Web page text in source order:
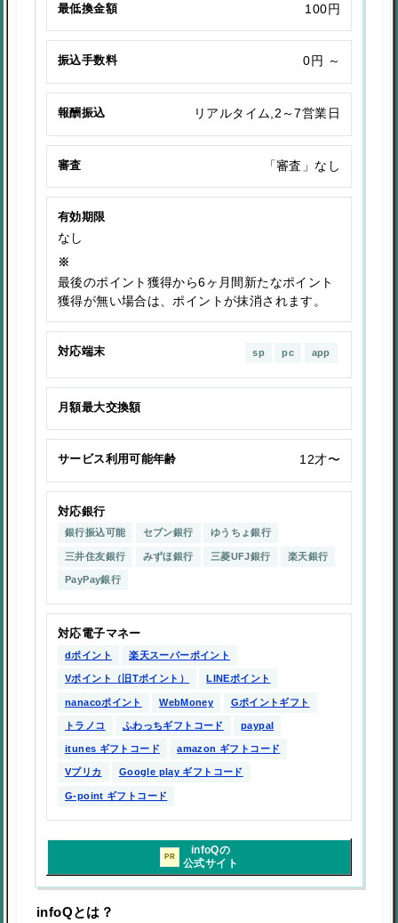
最低換金額 100円
振込手数料 0円 ～
報酬振込 リアルタイム,2～7営業日
審査 「審査」なし
有効期限
なし
※
最後のポイント獲得から6ヶ月間新たなポイント
獲得が無い場合は、ポイントが抹消されます。
対応端末 sp pc app
月額最大交換額
サービス利用可能年齢 12才〜
対応銀行
銀行振込可能 セブン銀行 ゆうちょ銀行
三井住友銀行 みずほ銀行 三菱UFJ銀行 楽天銀行
PayPay銀行
対応電子マネー
dポイント 楽天スーパーポイント
Vポイント（旧Tポイント） LINEポイント
nanacoポイント WebMoney Gポイントギフト
トラノコ ふわっちギフトコード paypal
itunes ギフトコード amazon ギフトコード
Vプリカ Google play ギフトコード
G-point ギフトコード
PR
infoQの
公式サイト
infoQとは？